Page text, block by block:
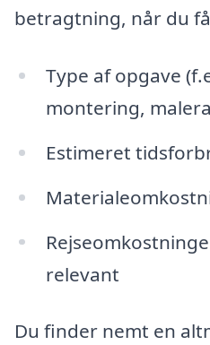
betragtning, når du
Type af opgave
montering,
Estimeret
relevant
Du finder nemt en